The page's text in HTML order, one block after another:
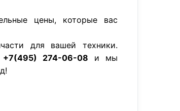
цены, которые вас
для вашей техники.
+7(495) 274-06-08 и мы